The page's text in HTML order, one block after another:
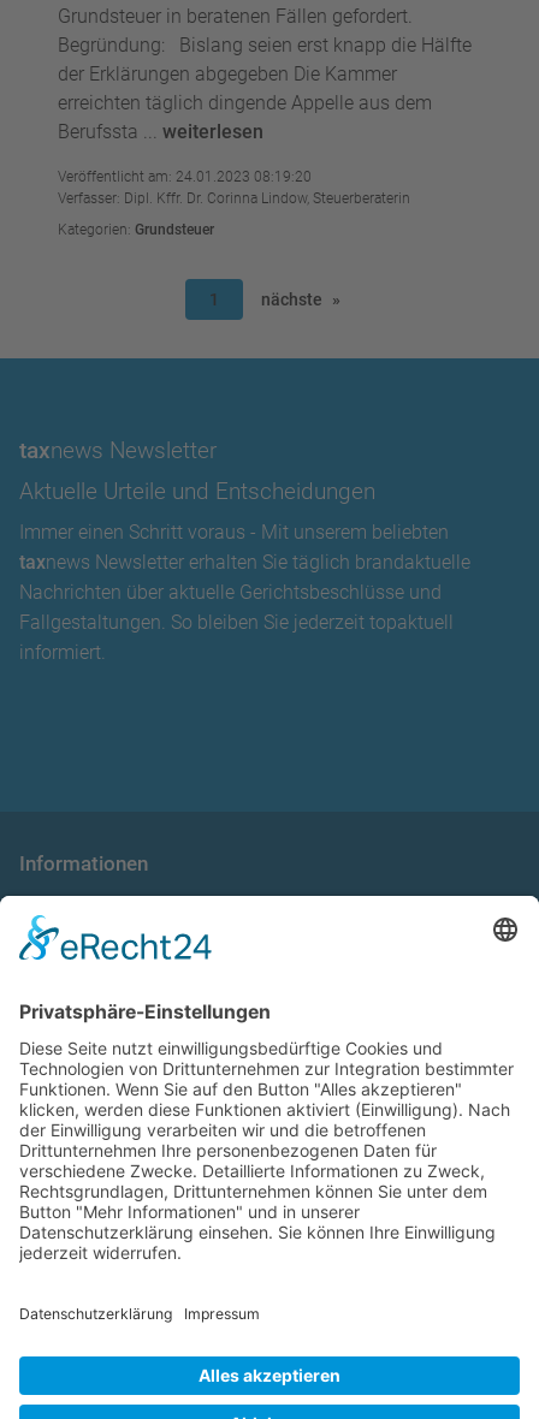
Grundsteuer in beratenen Fällen gefordert.
Begründung: Bislang seien erst knapp die Hälfte
der Erklärungen abgegeben Die Kammer
erreichten täglich dingende Appelle aus dem
Berufssta ... weiterlesen
Veröffentlicht am: 24.01.2023 08:19:20
Verfasser: Dipl. Kffr. Dr. Corinna Lindow, Steuerberaterin
Kategorien: Grundsteuer
1 nächste
taxnews Newsletter
Aktuelle Urteile und Entscheidungen
Immer einen Schritt voraus - Mit unserem beliebten
taxnews Newsletter erhalten Sie täglich brandaktuelle
Nachrichten über aktuelle Gerichtsbeschlüsse und
Fallgestaltungen. So bleiben Sie jederzeit topaktuell
informiert.
Informationen
Allgemeine Geschäftsbedingungen
Datenschutzerklärung
Unser Seminarangebot
Seminarreihen
Seminare
Webinare
Referenten
Neuigkeiten
Newsletter
News